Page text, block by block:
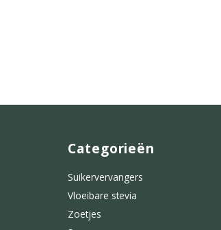
Categorieën
Suikervervangers
Vloeibare stevia
Zoetjes